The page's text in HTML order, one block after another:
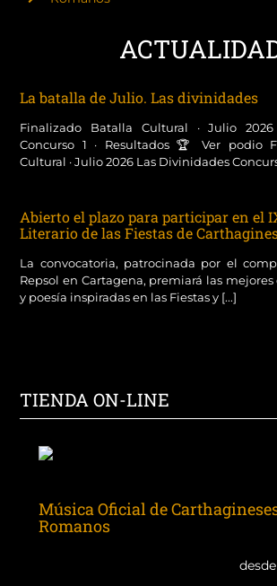
La batalla de Julio. Las divinidades
Finalizado Batalla Cultural · Julio
Concurso 1 · Resultados 🏆 Ver podio
Cultural · Julio 2026 Las Divinidades
Abierto el plazo para participar en el
Literario de las Fiestas de
La convocatoria, patrocinada por el
Repsol en Cartagena, premiará las
y poesía inspiradas en las Fiestas y [...]
TIENDA ON-LINE
Música Oficial de
Romanos
desde